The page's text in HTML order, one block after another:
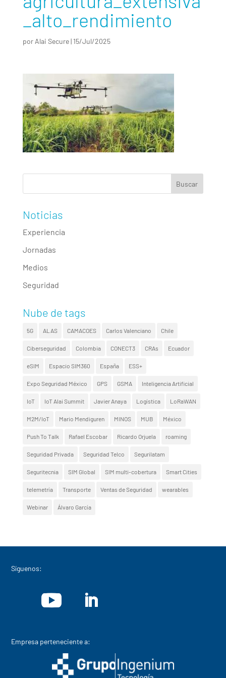
_alto_rendimiento
por Alai Secure| 15/Jul/2025
Noticias
Experiencia
Jornadas
Medios
Seguridad
Nube de tags
5G ALAS CAMACOES Carlos Valenciano Chile
Ciberseguridad Colombia CONECT3 CRAs Ecuador
eSIM Espacio SIM360 España ESS+
Expo Seguridad México GPS GSMA Inteligencia Artificial
IoT IoT Alai Summit Javier Anaya Logística LoRaWAN
M2M/IoT Mario Mendiguren MINOS MUB México
Push To Talk Rafael Escobar Ricardo Orjuela roaming
Seguridad Privada Seguridad Telco Segurilatam
Seguritecnia SIM Global SIM multi-cobertura Smart Cities
telemetría Transporte Ventas de Seguridad wearables
Webinar Álvaro García
Síguenos:
Empresa perteneciente a: